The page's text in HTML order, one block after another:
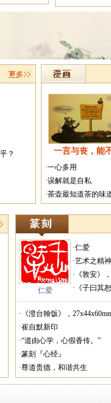
？
一言与丧，能
·一心多用
·误解就是自私
·茶壶最知道茶的
仁爱
·仁爱
·艺术之精
·《敦安》
·《子曰其
·《澄台翰饭》，
·崔自默新印
·“道由心学，心假香传。”
·篆刻『心经』
·尊道贵德，和谐共生